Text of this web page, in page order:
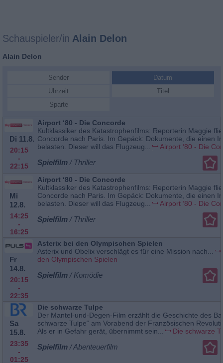
Schauspieler/in Alain Delon
Alain Delon
Sender
Datum
Uhrzeit
Titel
Sparte
Di 11.8.
20:15
-
22:15
Airport ‘80 - Die Concorde
Kultklassiker des Katastrophenfilms: Reporterin Maggie
Concorde nach Paris. Im Gepäck: Dokumente, die einen
belasten. Dieser will das Flugzeug...
Airport ‘80 - Die
Spielfilm / Thriller
Mi
12.8.
14:25
-
16:25
Airport ‘80 - Die Concorde
Kultklassiker des Katastrophenfilms: Reporterin Maggie
Concorde nach Paris. Im Gepäck: Dokumente, die einen
belasten. Dieser will das Flugzeug...
Airport ‘80 - Die
Spielfilm / Thriller
Fr
14.8.
20:15
-
22:35
Asterix bei den Olympischen Spielen
Asterix und Obelix verschlägt es für eine Mission nach...
den Olympischen Spielen
Spielfilm / Komödie
Sa
15.8.
23:35
-
01:25
Die schwarze Tulpe
Der Mantel-und-Degen-Film erzählt die Geschichte des
schwarze Tulpe“ am Vorabend der Französischen
Als er in Gefahr gerät, übernimmt sein...
Die schwarze
Spielfilm / Abenteuerfilm